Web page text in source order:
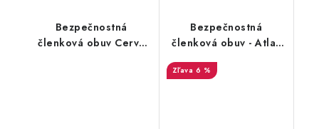
Bezpečnostná
členková obuv Cerva
Bezpečnostná
členková obuv - Atlas
Alu-Tec 735 XP S3 ESD
- čierna 36973
6 %